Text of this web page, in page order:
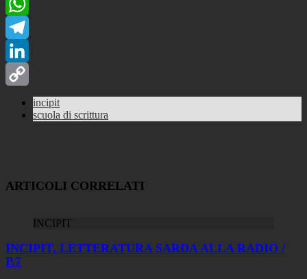
Facebook
WhatsApp
Telegram
LinkedIn
Link
incipit
scuola di scrittura
ARTICOLI CORRELATI
INCIPIT
INCIPIT, LETTERATURA SARDA ALLA RADIO /
P.7